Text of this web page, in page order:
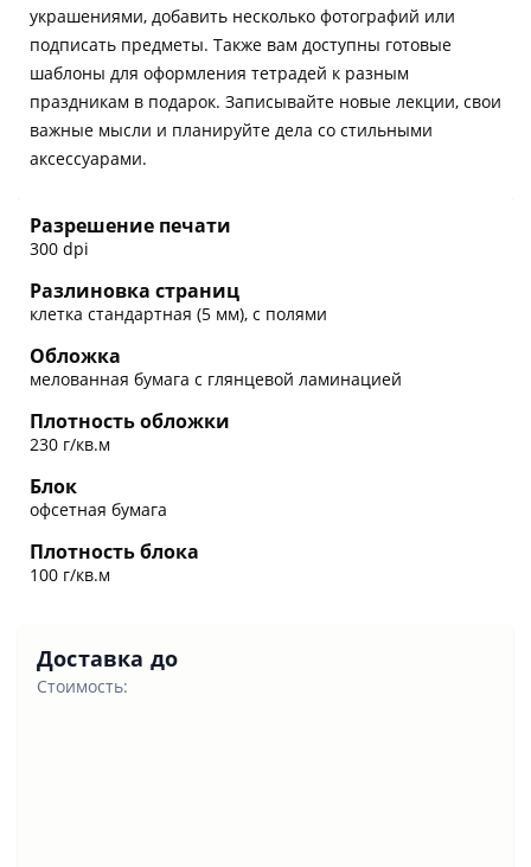
украшениями, добавить несколько фотографий или
подписать предметы. Также вам доступны готовые
шаблоны для оформления тетрадей к разным
праздникам в подарок. Записывайте новые лекции, свои
важные мысли и планируйте дела со стильными
аксессуарами.
Разрешение печати
300 dpi
Разлиновка страниц
клетка стандартная (5 мм), с полями
Обложка
мелованная бумага с глянцевой ламинацией
Плотность обложки
230 г/кв.м
Блок
офсетная бумага
Плотность блока
100 г/кв.м
Доставка до
Стоимость: